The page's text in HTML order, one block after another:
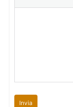
Invia